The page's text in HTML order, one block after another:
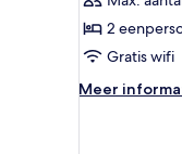
(Twin
Beds
and
Sofa
2
Gratis wifi
Meer
Meer